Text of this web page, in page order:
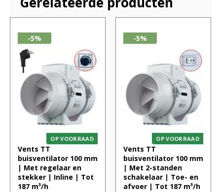
-5%
OP VOORRAAD
Vents TT
buisventilator 100 mm
| Met regelaar en
stekker | Inline | Tot
187 m³/h
-5%
OP VOORRAAD
Vents TT
buisventilator 100 mm
| Met 2-standen
schakelaar | Toe- en
afvoer | Tot 187 m³/h